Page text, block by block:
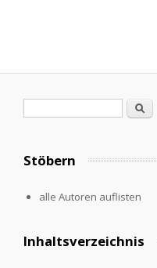
Search
Stöbern
alle Autoren auflisten
Inhaltsverzeichnis